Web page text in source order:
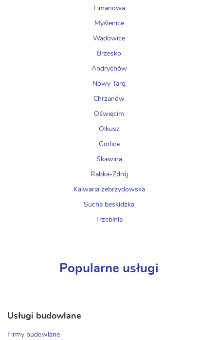
Limanowa
Myślenice
Wadowice
Brzesko
Andrychów
Nowy Targ
Chrzanów
Oświęcim
Olkusz
Gorlice
Skawina
Rabka-Zdrój
Kalwaria zebrzydowska
Sucha beskidzka
Trzebinia
Popularne usługi
Usługi budowlane
Firmy budowlane